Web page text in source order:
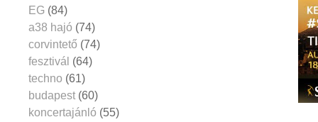
EG (84)
a38 hajó (74)
corvintető (74)
fesztivál (64)
techno (61)
budapest (60)
koncertajánló (55)